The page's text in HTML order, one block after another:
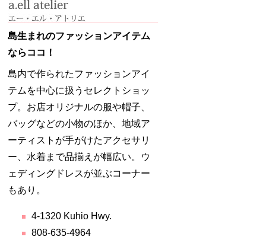
島生まれのファッションアイテム
ならココ！
島内で作られたファッションアイ
テムを中心に扱うセレクトショッ
プ。お店オリジナルの服や帽子、
バッグなどの小物のほか、地域ア
ーティストが手がけたアクセサリ
ー、水着まで品揃えが幅広い。ウ
ェディングドレスが並ぶコーナー
もあり。
4-1320 Kuhio Hwy.
808-635-4964